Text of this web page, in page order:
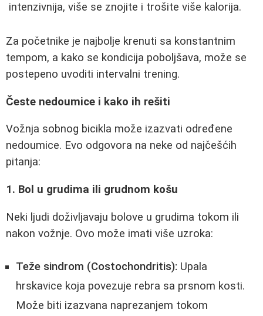
intenzivnija, više se znojite i trošite više kalorija.
Za početnike je najbolje krenuti sa konstantnim
tempom, a kako se kondicija poboljšava, može se
postepeno uvoditi intervalni trening.
Česte nedoumice i kako ih rešiti
Vožnja sobnog bicikla može izazvati određene
nedoumice. Evo odgovora na neke od najčešćih
pitanja:
1. Bol u grudima ili grudnom košu
Neki ljudi doživljavaju bolove u grudima tokom ili
nakon vožnje. Ovo može imati više uzroka:
Teže sindrom (Costochondritis): Upala
hrskavice koja povezuje rebra sa prsnom kosti.
Može biti izazvana naprezanjem tokom